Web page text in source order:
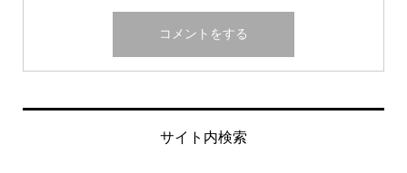
サイト内検索